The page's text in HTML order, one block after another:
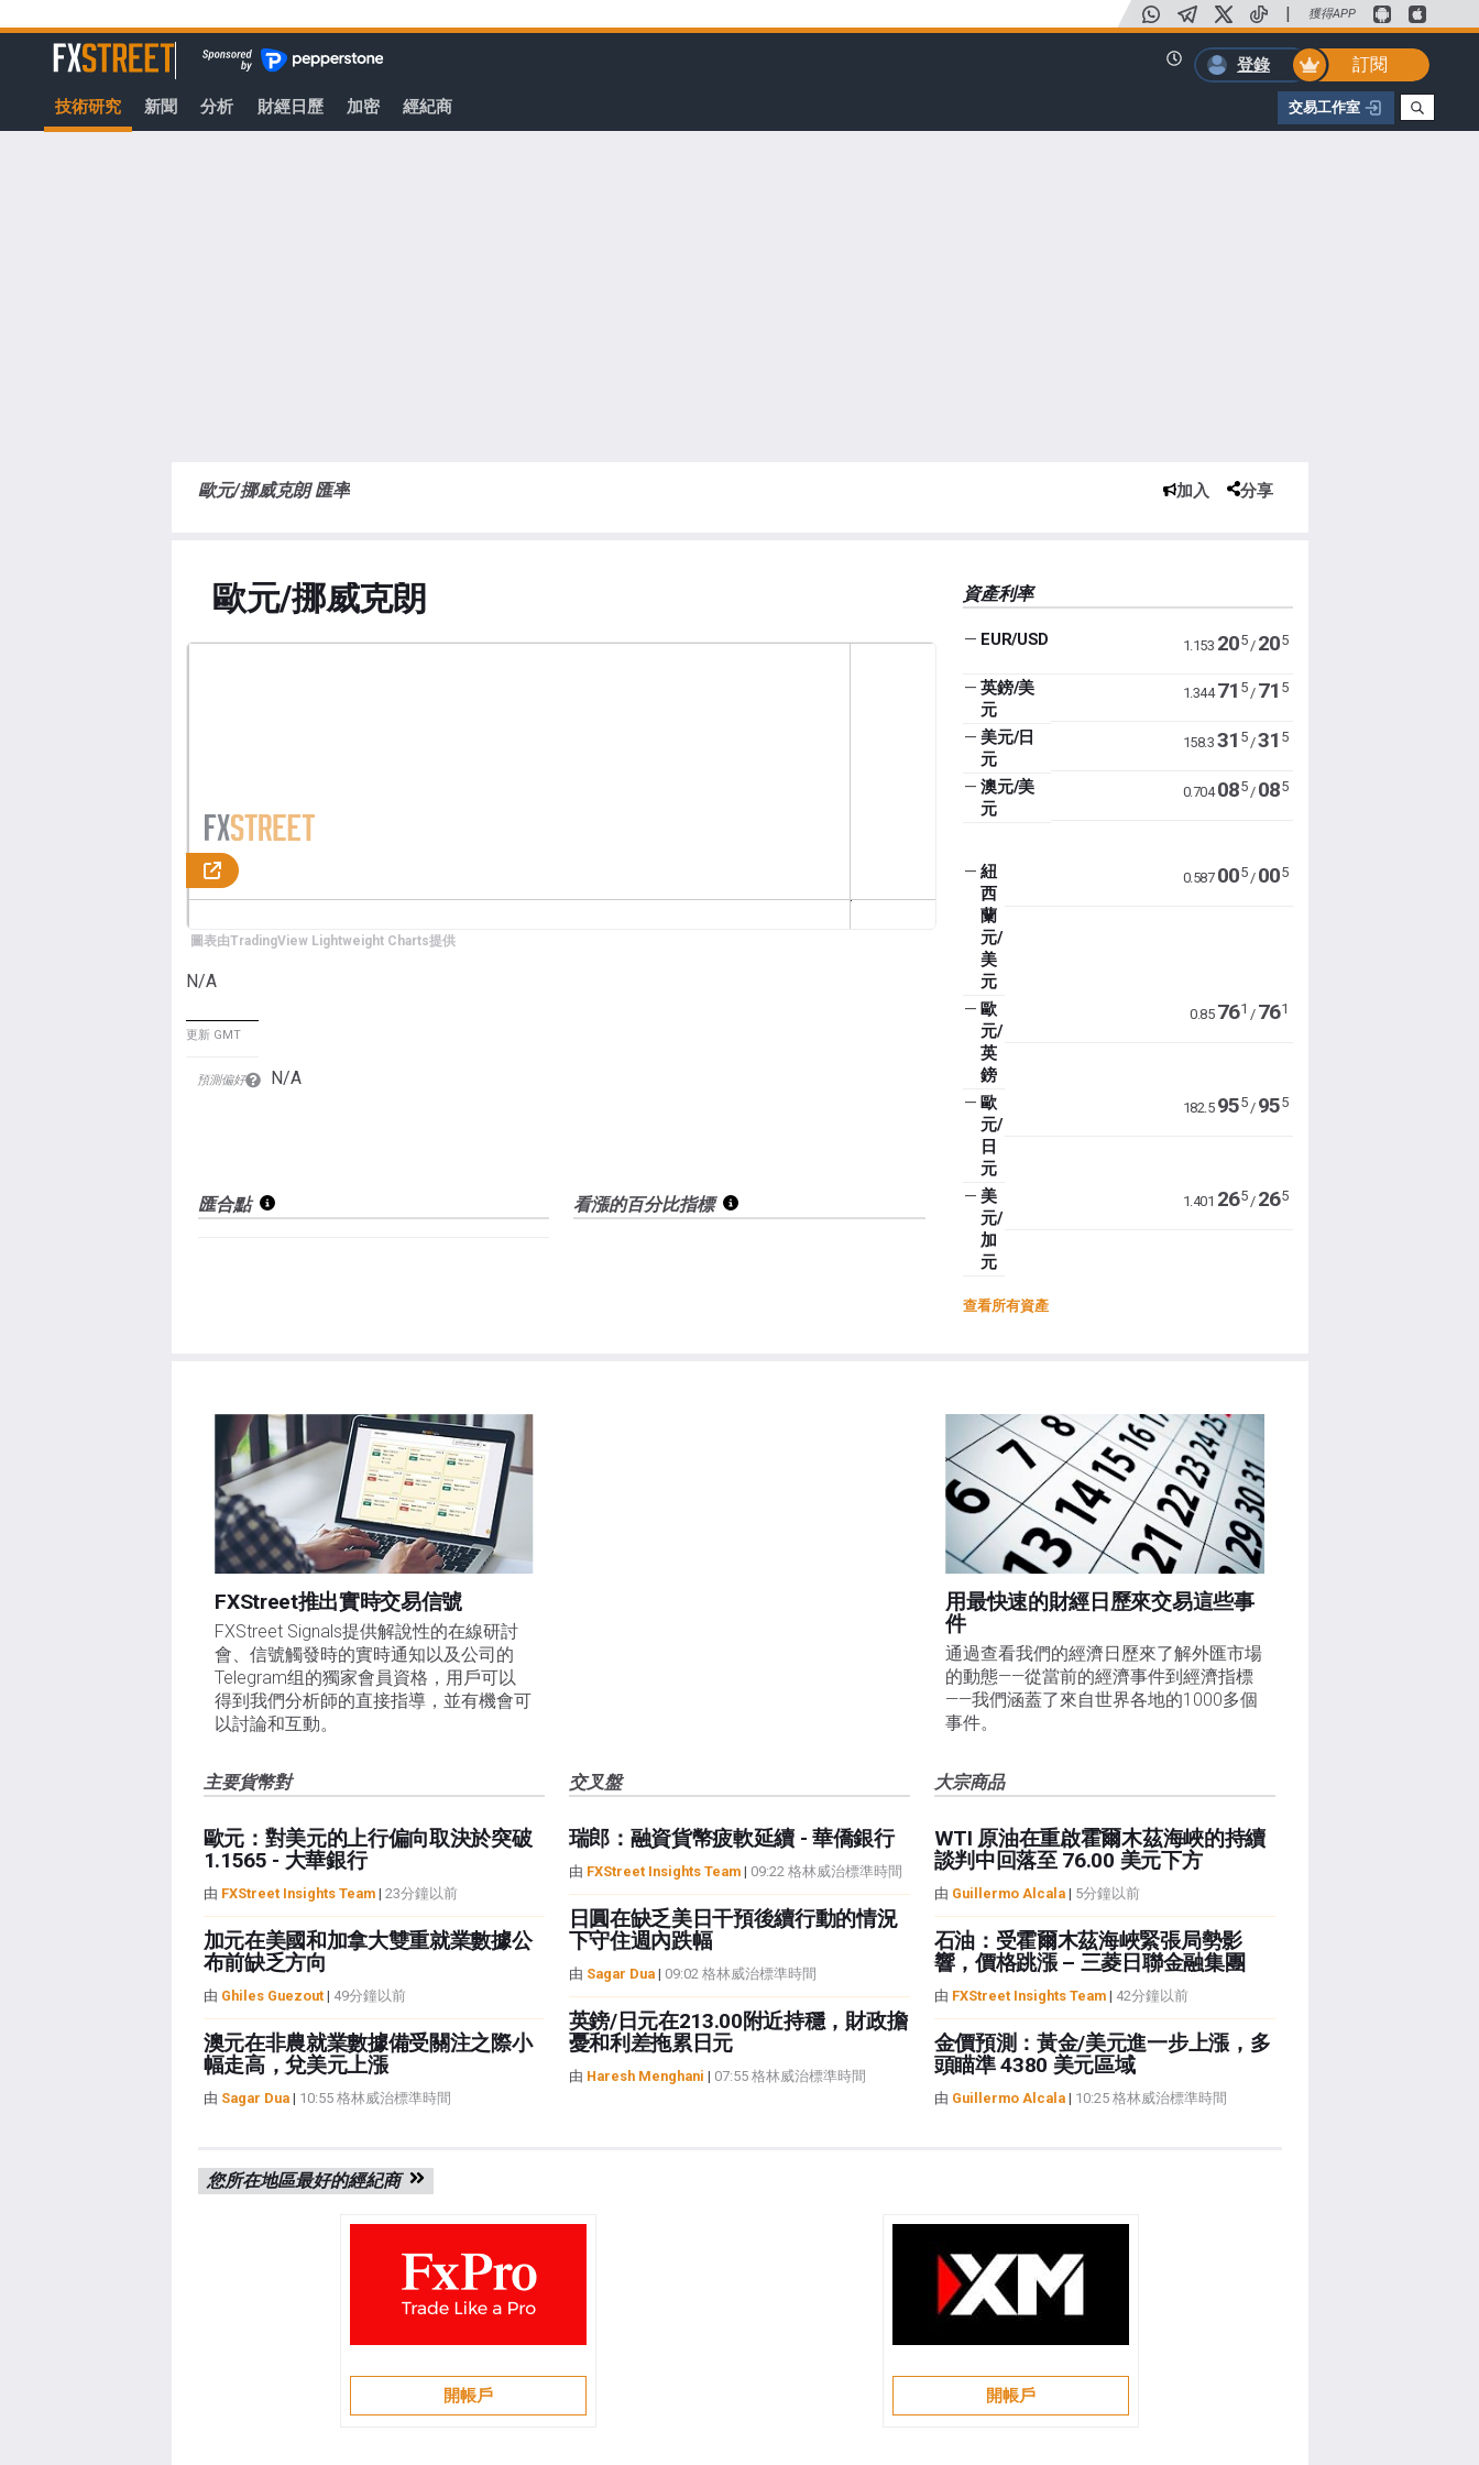
至
容
| 獲得APP
FXStreet
登錄
訂閱
技術研究 新聞 分析 財經日歷 加密 經紀商 交易工作室
歐元/挪威克朗 匯率 分享
加入
歐元/挪威克朗
圖表由TradingView Lightweight Charts提供
N/A
更新 GMT
預測偏好 N/A
匯合點 看漲的百分比指標
資產利率
— EUR/USD 1.153 205/ 205
— 英鎊/美
元
1.344 71 5/ 71 5
— 美元/日
元
158.3 31 5/31 5
— 澳元/美
元
0.704 085/ 085
— 紐
西
蘭
元/
美
元
0.587 005/ 005
— 歐
元/
英
鎊
0.85 761 / 761
— 歐
元/
日
元
182.5 955/ 955
— 美
元/
加
元
1.401 265/ 265
查看所有資產
FXStreet推出實時交易信號
FXStreet Signals提供解說性的在線研討
會、信號觸發時的實時通知以及公司的
Telegram组的獨家會員資格，用戶可以
得到我們分析師的直接指導，並有機會可
以討論和互動。
用最快速的財經日歷來交易這些事
件
通過查看我們的經濟日歷來了解外匯市場
的動態——從當前的經濟事件到經濟指標
——我們涵蓋了來自世界各地的1000多個
事件。
主要貨幣對
歐元：對美元的上行偏向取決於突破
1.1565 - 大華銀行
由 FXStreet Insights Team| 23分鐘以前
加元在美國和加拿大雙重就業數據公
布前缺乏方向
由 Ghiles Guezout| 49分鐘以前
澳元在非農就業數據備受關注之際小
幅走高，兌美元上漲
由 Sagar Dua| 10:55 格林威治標準時間
交叉盤
瑞郎：融資貨幣疲軟延續 - 華僑銀行
由 FXStreet Insights Team| 09:22 格林威治標準時間
日圓在缺乏美日干預後續行動的情況
下守住週內跌幅
由 Sagar Dua| 09:02 格林威治標準時間
英鎊/日元在213.00附近持穩，財政擔
憂和利差拖累日元
由 Haresh Menghani | 07:55 格林威治標準時間
大宗商品
WTI 原油在重啟霍爾木茲海峽的持續
談判中回落至 76.00 美元下方
由 Guillermo Alcala| 5分鐘以前
石油：受霍爾木茲海峽緊張局勢影
響，價格跳漲 – 三菱日聯金融集團
由 FXStreet Insights Team| 42分鐘以前
金價預測：黃金/美元進一步上漲，多
頭瞄準 4380 美元區域
由 Guillermo Alcala| 10:25 格林威治標準時間
您所在地區最好的經紀商
開帳戶 開帳戶